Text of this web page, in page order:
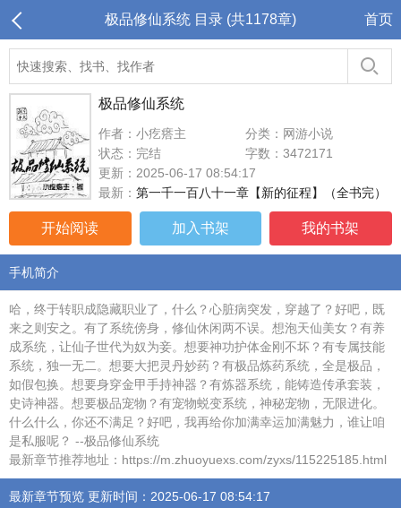
极品修仙系统 目录 (共1178章) 首页
极品修仙系统
作者：小疙瘩主
分类：网游小说
状态：完结
字数：3472171
更新：2025-06-17 08:54:17
最新： 第一千一百八十一章【新的征程】（全书完）
开始阅读 加入书架 我的书架
手机简介
哈，终于转职成隐藏职业了，什么？心脏病突发，穿越了？好吧，既
来之则安之。有了系统傍身，修仙休闲两不误。想泡天仙美女？有养
成系统，让仙子世代为奴为妾。想要神功护体金刚不坏？有专属技能
系统，独一无二。想要大把灵丹妙药？有极品炼药系统，全是极品，
如假包换。想要身穿金甲手持神器？有炼器系统，能铸造传承套装，
史诗神器。想要极品宠物？有宠物蜕变系统，神秘宠物，无限进化。
什么什么，你还不满足？好吧，我再给你加满幸运加满魅力，谁让咱
是私服呢？ --极品修仙系统
最新章节推荐地址：https://m.zhuoyuexs.com/zyxs/115225185.html
最新章节预览 更新时间：2025-06-17 08:54:17